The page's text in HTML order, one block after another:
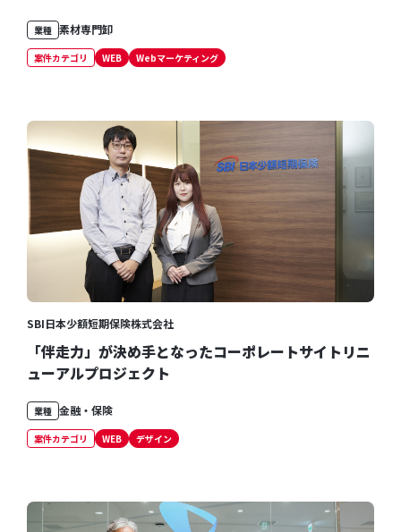
業種 素材専門卸
案件カテゴリ WEB Webマーケティング
「伴走力」が決め手となったコーポレートサイトリニ
ューアルプロジェクト
SBI日本少額短期保険株式会社
業種 金融・保険
案件カテゴリ WEB デザイン